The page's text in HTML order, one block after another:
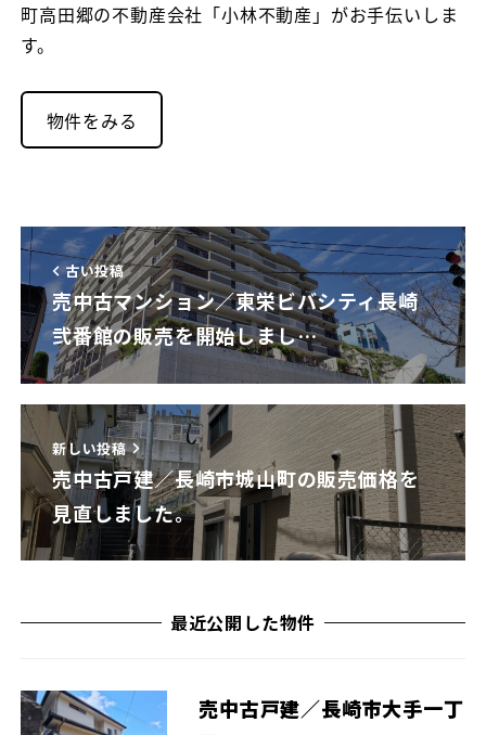
町高田郷の不動産会社「小林不動産」がお手伝いしま
す。
物件をみる
古い投稿
売中古マンション／東栄ビバシティ長崎
弐番館の販売を開始しまし…
新しい投稿
売中古戸建／長崎市城山町の販売価格を
見直しました。
最近公開した物件
売中古戸建／長崎市大手一丁